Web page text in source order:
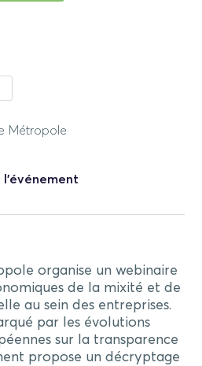
Métropole
l'événement
organise un webinaire
de la mixité et de
au sein des entreprises.
par les évolutions
sur la transparence
propose un décryptage